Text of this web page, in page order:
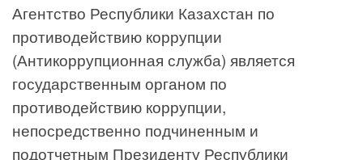
Агентство Республики Казахстан по
противодействию коррупции
(Антикоррупционная служба) является
государственным органом по
противодействию коррупции,
непосредственно подчиненным и
подотчетным Президенту Республики